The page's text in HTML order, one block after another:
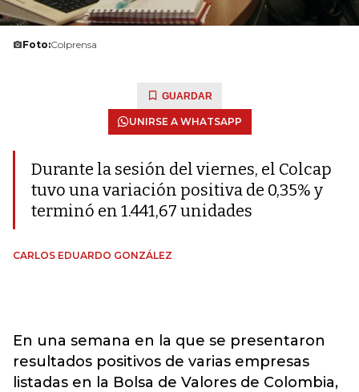
Foto:Colprensa
GUARDAR
UNIRSE A WHATSAPP
Durante la sesión del viernes, el Colcap
tuvo una variación positiva de 0,35% y
terminó en 1.441,67 unidades
CARLOS EDUARDO GONZÁLEZ
En una semana en la que se presentaron
resultados positivos de varias empresas
listadas en la Bolsa de Valores de Colombia,